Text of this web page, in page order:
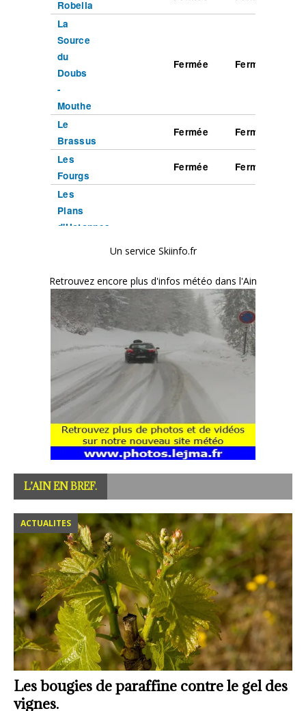
Un service Skiinfo.fr
Retrouvez encore plus d'infos météo dans l'Ain
L’AIN EN BREF.
Les bougies de paraffine contre le gel des
ACTUALITES